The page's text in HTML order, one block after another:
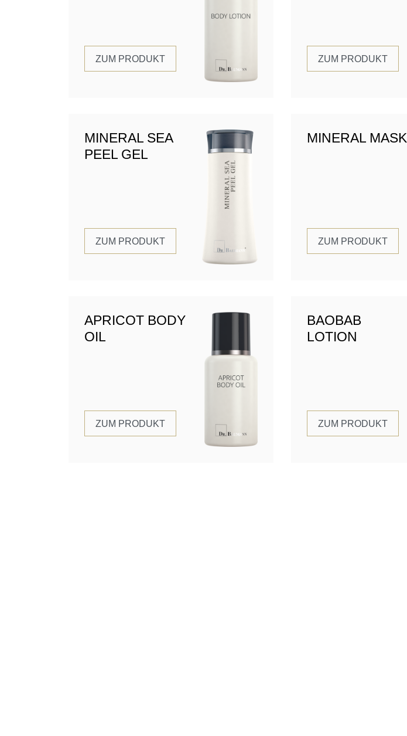
ZUM PRODUKT ZUM PRODUKT
MINERAL SEA
PEEL GEL
ZUM PRODUKT
MINERAL MASK
ZUM PRODUKT
APRICOT BODY
OIL
ZUM PRODUKT
BAOBAB
LOTION
ZUM PRODUKT